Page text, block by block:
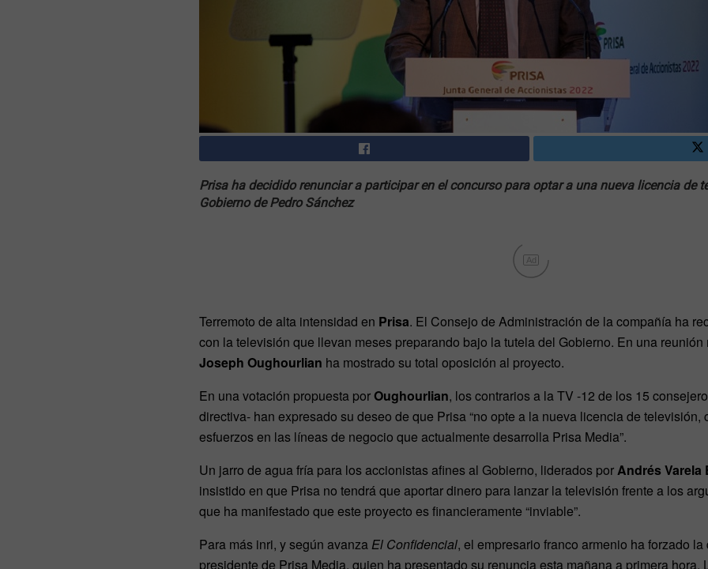
Prisa ha decidido renunciar a participar en el concurso para optar a una nueva licencia de
Gobierno de Pedro Sánchez
Ad
Terremoto de alta intensidad en Prisa. El Consejo de Administración de la compañía ha
con la televisión que llevan meses preparando bajo la tutela del Gobierno. En una
Joseph Oughourlian ha mostrado su total oposición al proyecto.
En una votación propuesta porOughourlian, los contrarios a la TV -12 de los 15
directiva- han expresado su deseo de que Prisa “no opte a la nueva licencia de televisión,
esfuerzos en las líneas de negocio que actualmente desarrolla Prisa Media”.
Un jarro de agua fría para los accionistas afines al Gobierno, liderados porAndrés Varela
insistido en que Prisa no tendrá que aportar dinero para lanzar la televisión frente a los
que ha manifestado que este proyecto es financieramente “inviable”.
Para más inri, y según avanzaEl Confidencial, el empresario franco armenio ha forzado
presidente de Prisa Media, quien ha presentado su renuncia esta mañana a primera